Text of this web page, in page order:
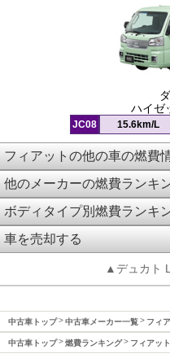
ハイゼ
JC08 15.6km/L
フィアットの他の車の燃費
他のメーカーの燃費ランキ
ボディタイプ別燃費ランキ
車を売却する
▲デュカト
中古車トップ 中古車メーカー一覧 フィ
中古車トップ 燃費ランキング フィアッ